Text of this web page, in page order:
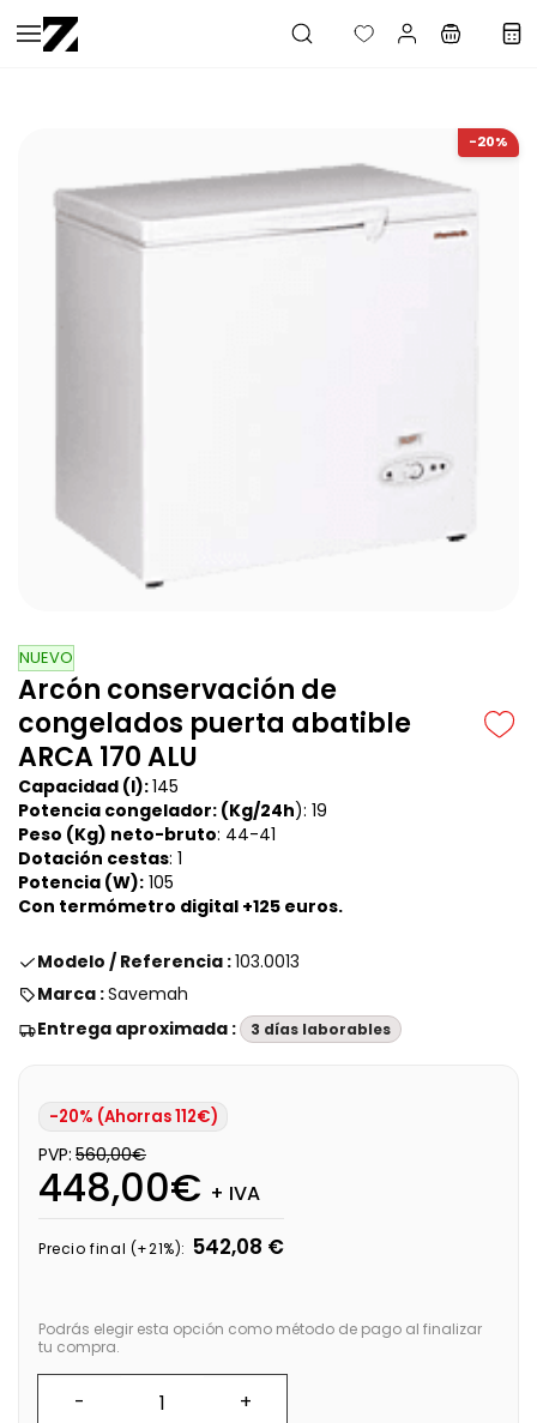
Saltar al
contenido
-20%
NUEVO
Arcón conservación de
congelados puerta abatible
ARCA 170 ALU
Capacidad (l):145
Potencia congelador: (Kg/24h): 19
Peso (Kg) neto-bruto: 44-41
Dotación cestas: 1
Potencia (W): 105
Con termómetro digital +125 euros.
Modelo / Referencia :103.0013
Marca :Savemah
Entrega aproximada :
3 días laborables
-20% (Ahorras 112€)
PVP: 560,00€
448,00€ + IVA
Precio final (+21%): 542,08 €
Podrás elegir esta opción como método de pago al finalizar
tu compra.